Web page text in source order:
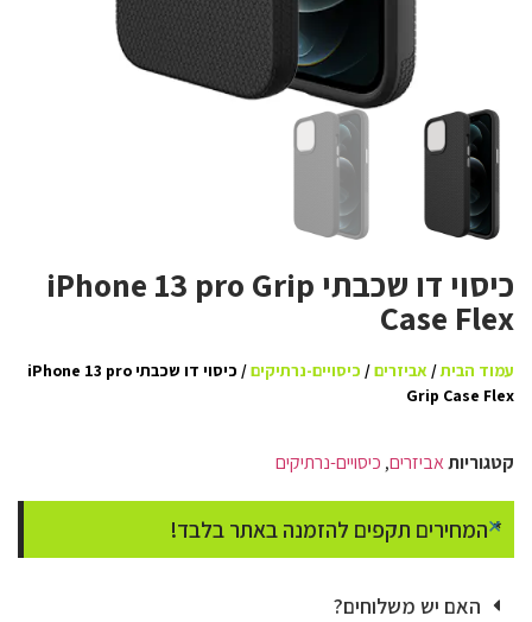
כיסוי דו שכבתי iPhone 13 pro Grip
Case Flex
עמוד הבית/ אביזרים/ כיסויים-נרתיקים
/ כיסוי דו שכבתי iPhone 13 pro
Grip Case Flex
קטגוריותאביזרים, כיסויים-נרתיקים
* המחירים תקפים להזמנה באתר בלבד!
×
האם יש משלוחים?